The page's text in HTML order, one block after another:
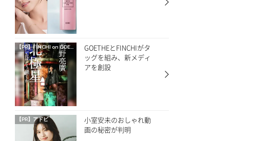
【PR】FINCHI on GOETHE
GOETHEとFINCHIがタ
ッグを組み、新メディ
アを創設
【PR】アドビ
小室安未のおしゃれ動
画の秘密が判明